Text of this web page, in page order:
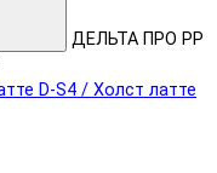
ДЕЛЬТА ПРО PP